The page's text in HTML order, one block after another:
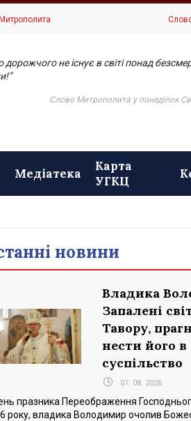
дорожчого не існує в світі понад
Слово Митрополита у понеділок
Медіатека
Карта
УГКЦ
новини
Владика
Запалені
Тавору,
нести його в
суспільство
07. 08. 2026
празника Переображення
року, владика Володимир очолив